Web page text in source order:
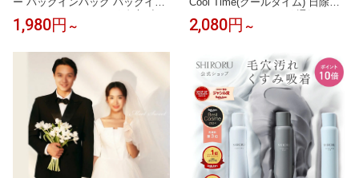
め 大きめ 旅行 フェルト インナ
LER IACUCCI ルイ・ヴィトン イ
エナ適応 水筒ポケット a4 軽量
整理 仕切り付き
1,980円 ～
シック【12サイズから選べる180
が良く 目隠し 目かくし 紫外線 U
V対策 省エネ 節約 洋風 タープ
2,080円 ～